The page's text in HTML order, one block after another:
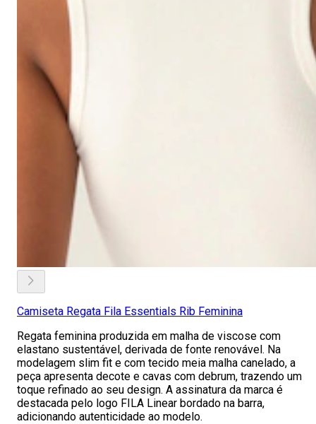
Camiseta Regata Fila Essentials Rib Feminina
Regata feminina produzida em malha de viscose com
elastano sustentável, derivada de fonte renovável. Na
modelagem slim fit e com tecido meia malha canelado, a
peça apresenta decote e cavas com debrum, trazendo um
toque refinado ao seu design. A assinatura da marca é
destacada pelo logo FILA Linear bordado na barra,
adicionando autenticidade ao modelo.